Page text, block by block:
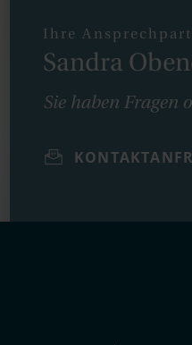
Ihre
Sandra
Sie haben Fragen